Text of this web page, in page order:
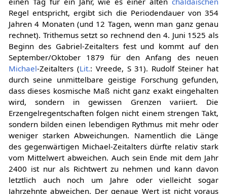
Regel entspricht, ergibt sich die Periodendauer von 354
Jahren 4 Monaten (und 12 Tagen, wenn man ganz genau
rechnet). Trithemus setzt so rechnend den 4. Juni 1525 als
Beginn des Gabriel-Zeitalters fest und kommt auf den
September/Oktober 1879 für den Anfang des neuen
Michael-Zeitalters (Lit.: Vreede, S 31). Rudolf Steiner hat
durch seine unmittelbare geistige Forschung gefunden,
dass dieses kosmische Maß nicht ganz exakt eingehalten
wird, sondern in gewissen Grenzen variiert. Die
Erzengelregentschaften folgen nicht einem strengen Takt,
sondern bilden einen lebendigen Rythmus mit mehr oder
weniger starken Abweichungen. Namentlich die Länge
des gegenwärtigen Michael-Zeitalters dürfte relativ stark
vom Mittelwert abweichen. Auch sein Ende mit dem Jahr
2400 ist nur als Richtwert zu nehmen und kann davon
letztlich auch noch um Jahre oder vielleicht sogar
Jahrzehnte abweichen. Der genaue Wert ist nicht voraus